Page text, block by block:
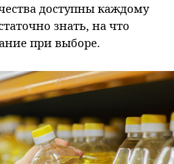
доступны каждому
знать, на что
при выборе.